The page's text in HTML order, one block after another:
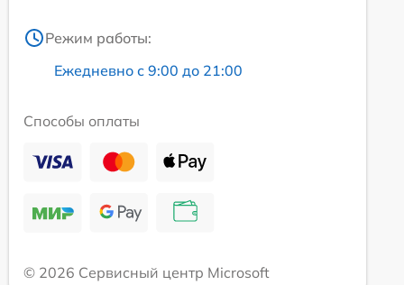
Режим работы:
Ежедневно с 9:00 до 21:00
Способы оплаты
© 2026 Сервисный центр Microsoft